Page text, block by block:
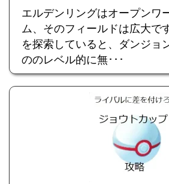
エルデンリングはオープンワ
ム、そのフィールドは広大で
を探索していると、ダンジョ
ののレベル的に無･･･